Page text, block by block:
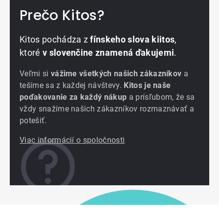
Prečo Kitos?
Kitos pochádza zfínskeho slova kiitos,
ktoré v slovenčine znamená ďakujemi.
Veľmi si vážime všetkých našich zákazníkov a
tešíme sa z každej návštevy. Kitos je naše
poďakovanie za každý nákup a prísľubom, že sa
vždy snažíme našich zákazníkov rozmaznávať a
potešiť.
Viac informácií o spoločnosti